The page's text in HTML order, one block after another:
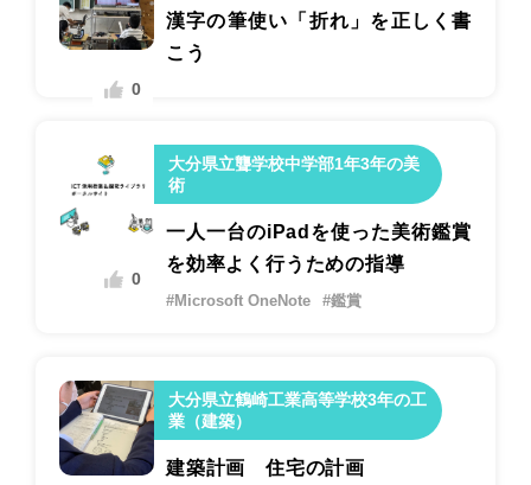
0
漢字の筆使い「折れ」を正しく書
こう
大分県立聾学校中学部1年3年の美
術
0
一人一台のiPadを使った美術鑑賞
を効率よく行うための指導
#Microsoft OneNote #鑑賞
大分県立鶴崎工業高等学校3年の工
業（建築）
建築計画 住宅の計画